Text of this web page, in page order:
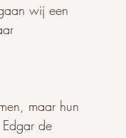
wij een
maar hun
de